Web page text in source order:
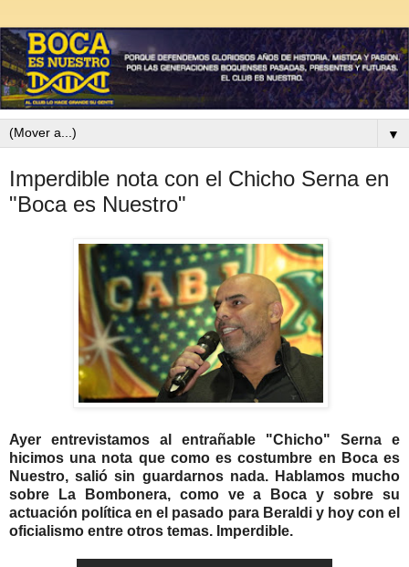
▼
Imperdible nota con el Chicho Serna en
"Boca es Nuestro"
Ayer entrevistamos al entrañable "Chicho" Serna e
hicimos una nota que como es costumbre en Boca es
Nuestro, salió sin guardarnos nada. Hablamos mucho
sobre La Bombonera, como ve a Boca y sobre su
actuación política en el pasado para Beraldi y hoy con el
oficialismo entre otros temas. Imperdible.